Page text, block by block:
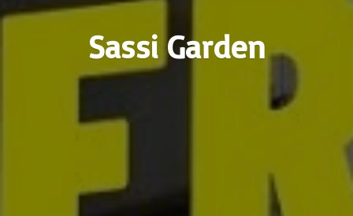
Sassi Garden